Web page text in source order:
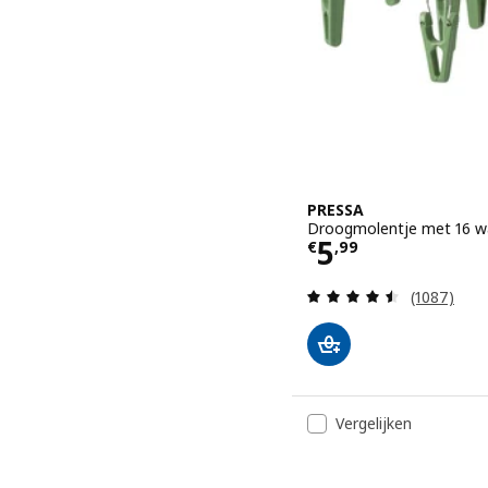
PRESSA
Droogmolentje met 16
€5,99
Prijs € 5,99
(1087)
Vergelijken